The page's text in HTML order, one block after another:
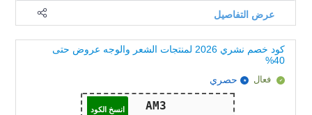
عرض التفاصيل
كود خصم نشري 2026 لمنتجات الشعر والوجه عروض حتى
40%
فعال حصري
انسخ الكود